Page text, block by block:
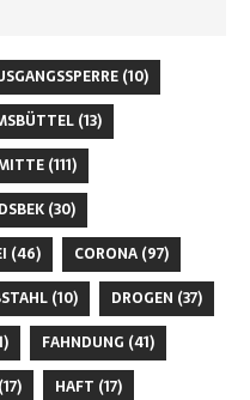
(10)
(13)
(111)
(30)
(46) CORONA (97)
(10) DROGEN (37)
FAHNDUNG (41)
(17) HAFT (17)